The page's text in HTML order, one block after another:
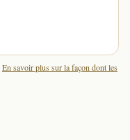
En savoir plus sur la façon dont les